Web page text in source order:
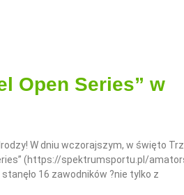
Open Series” w
W dniu wczorajszym, w święto
(https://spektrumsportu.pl/
16 zawodników ?nie tylko z